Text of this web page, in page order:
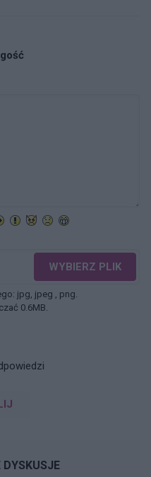
gość
WYBIERZ PLIK
jpg, jpeg , png.
0.6MB.